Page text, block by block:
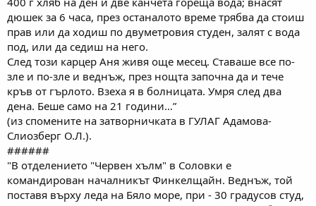
дюшек за 6 часа, през останалото време трябва да стоиш
прав или да ходиш по двуметровия студен, залят с вода
под, или да седиш на него.
След този карцер Аня живя още месец. Ставаше все по-
зле и по-зле и веднъж, през нощта започна да и тече
кръв от гърлото. Взеха я в болницата. Умря след два
дена. Беше само на 21 години…”
(из спомените на затворничката в ГУЛАГ Адамова-
Слиозберг О.Л.).
######
"В отделението "Червен хълм" в Соловки е
командирован началникът Финкелщайн. Веднъж, той
поставя върху леда на Бяло море, при - 30 градусов студ,